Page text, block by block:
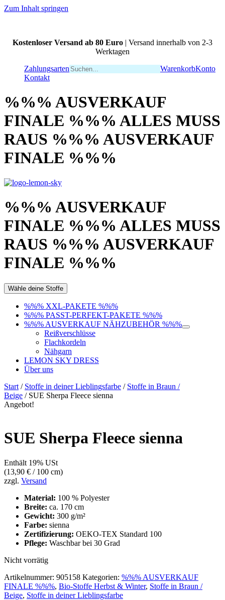
Zum Inhalt springen
Kostenloser Versand ab 80 Euro | Versand innerhalb von 2-3
Werktagen
Zahlungsarten
WarenkorbKonto
Kontakt
%%% AUSVERKAUF
FINALE %%% ALLES MUSS
RAUS %%% AUSVERKAUF
FINALE %%%
%%% AUSVERKAUF
FINALE %%% ALLES MUSS
RAUS %%% AUSVERKAUF
FINALE %%%
Wähle deine Stoffe
%%% XXL-PAKETE %%%
%%% PASST-PERFEKT-PAKETE %%%
%%% AUSVERKAUF NÄHZUBEHÖR %%%
Reißverschlüsse
Flachkordeln
Nähgarn
LEMON SKY DRESS
Über uns
Start / Stoffe in deiner Lieblingsfarbe / Stoffe in Braun /
Beige / SUE Sherpa Fleece sienna
Angebot!
SUE Sherpa Fleece sienna
Enthält 19% USt
(13,90 € / 100 cm)
zzgl. Versand
Material: 100 % Polyester
Breite: ca. 170 cm
Gewicht: 300 g/m²
Farbe: sienna
Zertifizierung: OEKO-TEX Standard 100
Pflege: Waschbar bei 30 Grad
Nicht vorrätig
Artikelnummer: 905158 Kategorien: %%% AUSVERKAUF
FINALE %%%, Bio-Stoffe Herbst & Winter, Stoffe in Braun /
Beige, Stoffe in deiner Lieblingsfarbe